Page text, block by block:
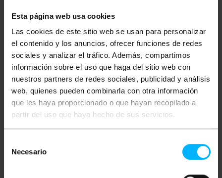
Esta página web usa cookies
Las cookies de este sitio web se usan para personalizar
el contenido y los anuncios, ofrecer funciones de redes
sociales y analizar el tráfico. Además, compartimos
información sobre el uso que haga del sitio web con
nuestros partners de redes sociales, publicidad y análisis
web, quienes pueden combinarla con otra información
que les haya proporcionado o que hayan recopilado a
partir del uso que haya hecho de sus servicios.
Necesario
IEC-60320 Cabo de alimentação C13 a C20 3x1,5mm
3m Cabo de alimentação tripolar preto, tipo H05VV
e com 3 fios de 1,5mm² de diâmetro (3x1,5mm²).
Possui plugues tripolares em ambas as
extremidades. De um lado tem um conector tipo
IEC-60320-C20 (macho) (usado em UPSs de alto
desempenho) e do outro IEC-60320-C13 (fêmea) (o
cabo de computador clássico). Ideal para ser usado
em SAIs (UPS) para conectar equipamentos
elétricos que possuam um plugue padrão.
Especificações
Possui um conector IEC-60320 C20 em uma